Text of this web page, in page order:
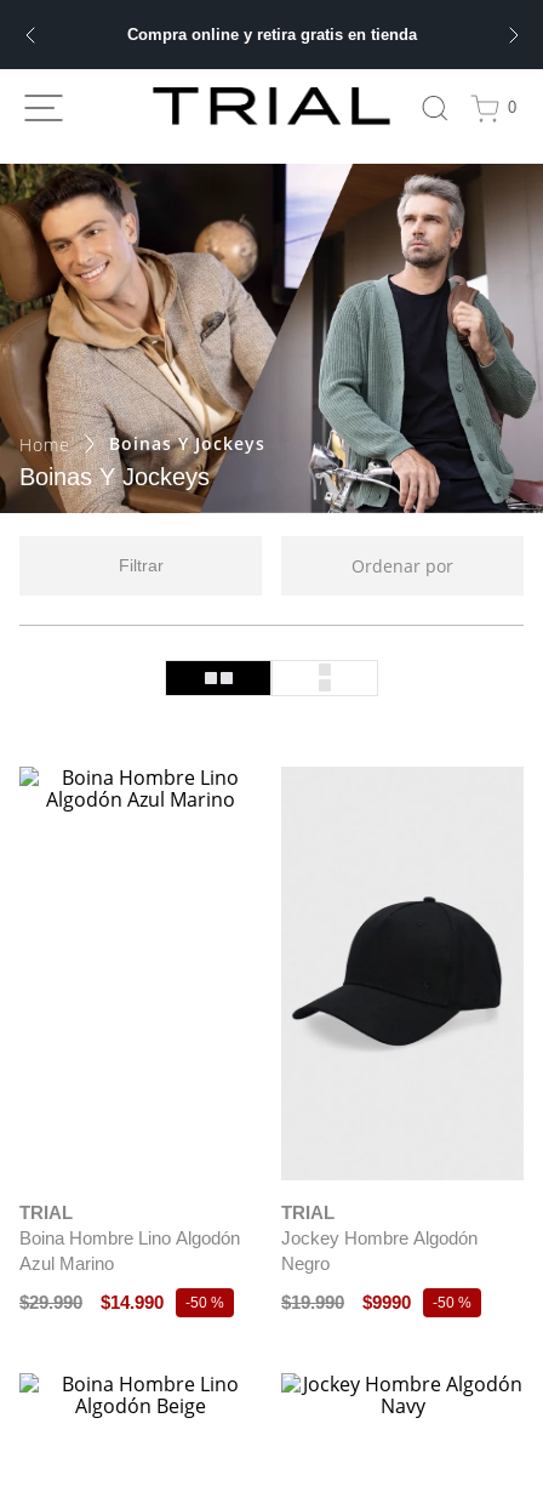
Compra online y retira gratis en tienda
0
Boinas Y Jockeys
Boinas Y Jockeys
Filtrar Ordenar por
TRIAL
Boina Hombre Lino Algodón
Azul Marino
$29.990 $14.990 -50 %
TRIAL
Jockey Hombre Algodón
Negro
$19.990 $9990 -50 %
BUSCADOS